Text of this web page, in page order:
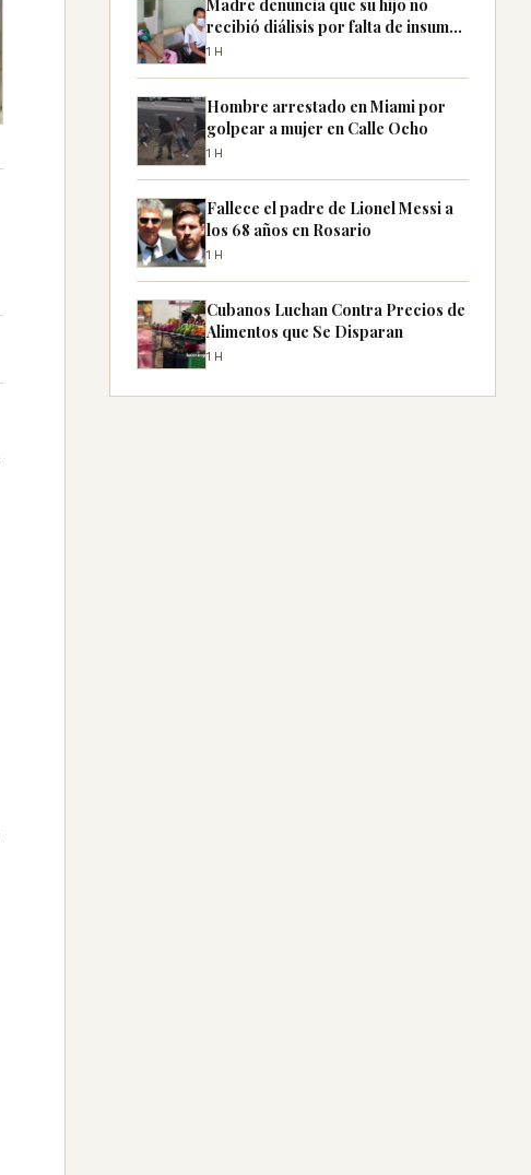
Madre denuncia que su hijo no
recibió diálisis por falta de insumos
en Cuba
1H
Hombre arrestado en Miami por
golpear a mujer en Calle Ocho
1H
Fallece el padre de Lionel Messi a
los 68 años en Rosario
1H
Cubanos Luchan Contra Precios de
Alimentos que Se Disparan
1H